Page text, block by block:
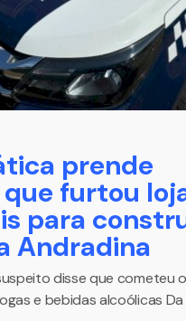
prende
furtou
para
Andradina
disse que cometeu
e bebidas alcoólicas Da